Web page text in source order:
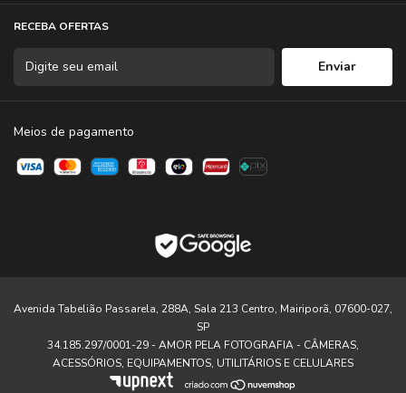
RECEBA OFERTAS
Meios de pagamento
Avenida Tabelião Passarela, 288A, Sala 213 Centro, Mairiporã, 07600-027,
SP
34.185.297/0001-29 - AMOR PELA FOTOGRAFIA - CÂMERAS,
ACESSÓRIOS, EQUIPAMENTOS, UTILITÁRIOS E CELULARES